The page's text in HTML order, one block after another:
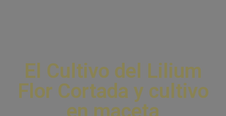
El Cultivo del Lilium
Flor Cortada y cultivo
en maceta